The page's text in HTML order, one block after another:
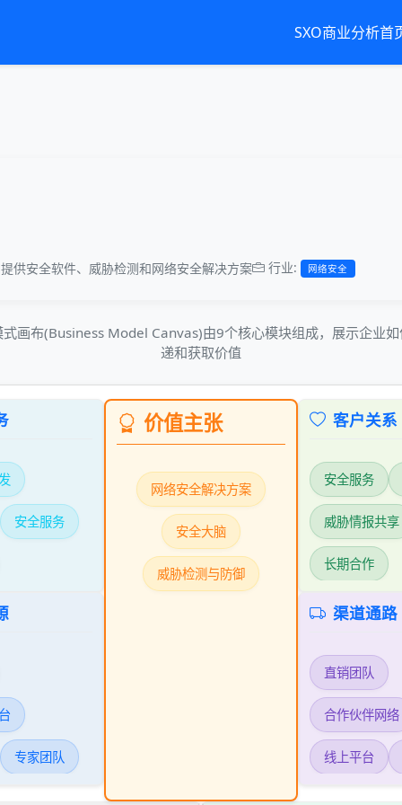
SXO商业分析首
供安全软件、威胁检测和网络安全解决方案 行业: 网络安全
画布(Business Model Canvas)由9个核心模块组成，展示企业
递和获取价值
安全服务
专家团队
价值主张
网络安全解决方案
安全大脑
威胁检测与防御
客户关系
安全服务
威胁情报共享
长期合作
渠道通路
直销团队
合作伙伴网络
线上平台